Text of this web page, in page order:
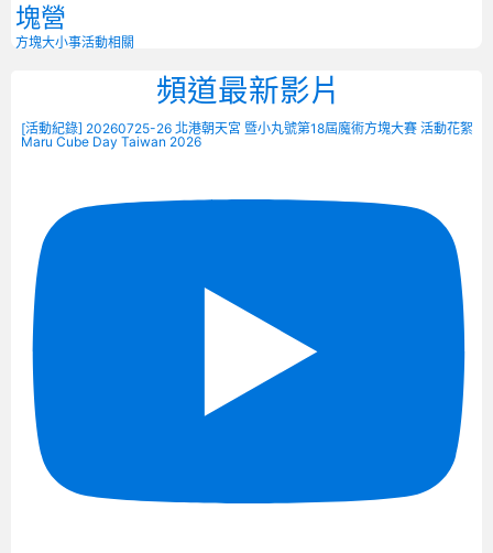
塊營
方塊大小事活動相關
頻道最新影片
[活動紀錄] 20260725-26 北港朝天宮 暨小丸號第18屆魔術方塊大賽 活動花絮
Maru Cube Day Taiwan 2026